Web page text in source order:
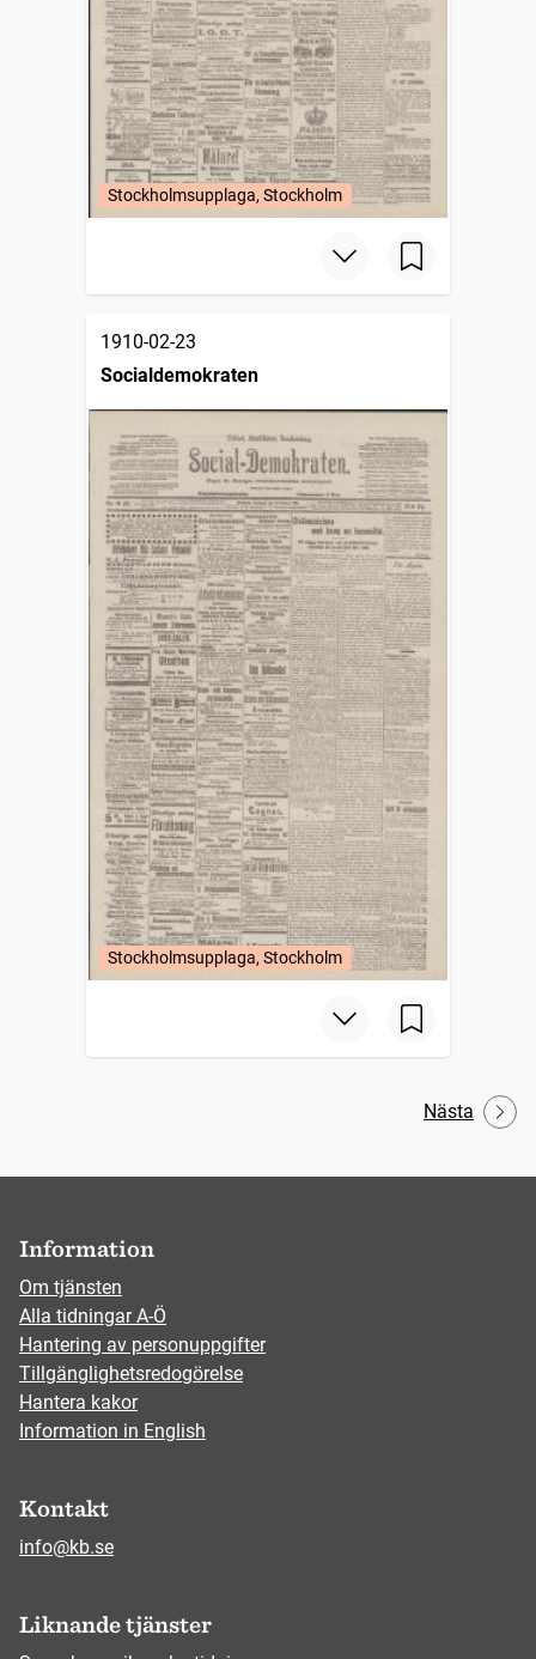
Stockholmsupplaga, Stockholm
1910-02-23
Socialdemokraten
Stockholmsupplaga, Stockholm
Nästa
Information
Om tjänsten
Alla tidningar A-Ö
Hantering av personuppgifter
Tillgänglighetsredogörelse
Hantera kakor
Information in English
Kontakt
info@kb.se
Liknande tjänster